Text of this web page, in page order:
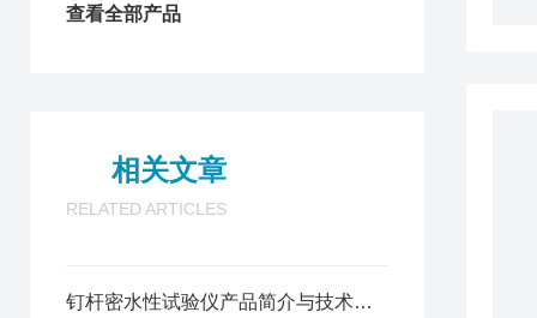
查看全部产品
相关文章
RELATED ARTICLES
钉杆密水性试验仪产品简介与技术参数